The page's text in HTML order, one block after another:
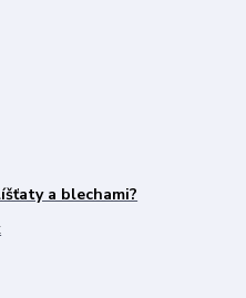
a blechami?